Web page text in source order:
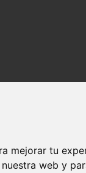
mejorar tu
web y